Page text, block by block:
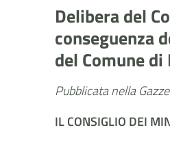
Delibera del
conseguenza
del Comune
Pubblicata nella
IL CONSIGLIO DEI